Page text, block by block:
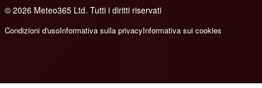
© 2026 Meteo365 Ltd. Tutti i diritti riservati
Condizioni d'usoInformativa sulla privacyInformativa sui cookies